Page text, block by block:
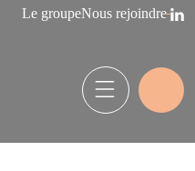
Le groupeNous rejoindre